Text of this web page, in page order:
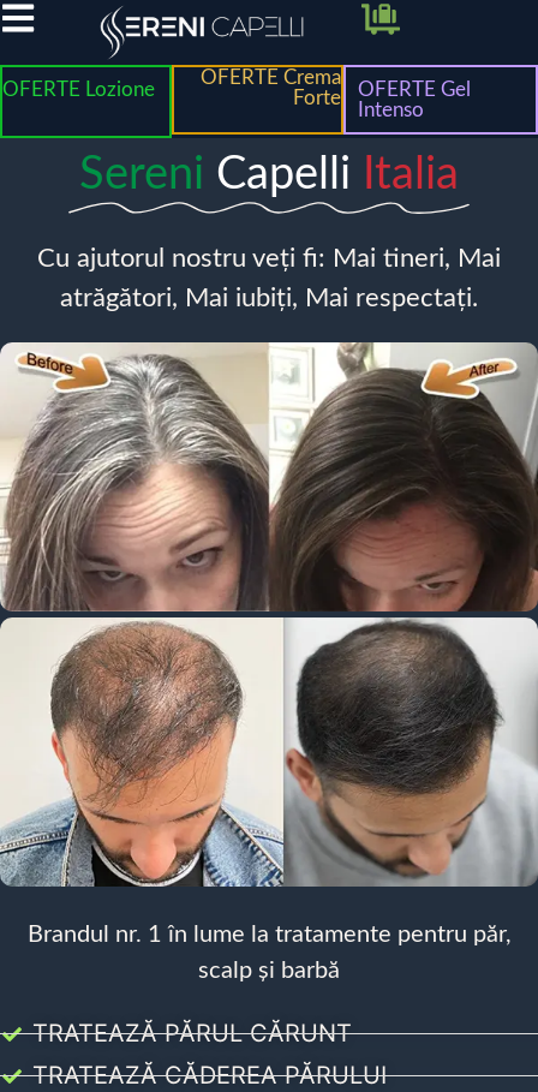
OFERTE Lozione
OFERTE Crema
Forte
OFERTE Gel
Intenso
Sereni Capelli Italia
Cu ajutorul nostru veți fi: Mai tineri, Mai
atrăgători, Mai iubiți, Mai respectați.
Brandul nr. 1 în lume la tratamente pentru păr,
scalp și barbă
TRATEAZĂ PĂRUL CĂRUNT
TRATEAZĂ CĂDEREA PĂRULUI